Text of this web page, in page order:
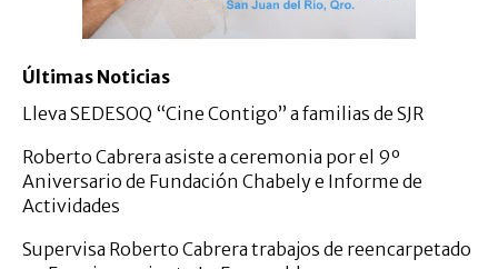
Últimas Noticias
Lleva SEDESOQ “Cine Contigo” a familias de SJR
Roberto Cabrera asiste a ceremonia por el 9º
Aniversario de Fundación Chabely e Informe de
Actividades
Supervisa Roberto Cabrera trabajos de reencarpetado